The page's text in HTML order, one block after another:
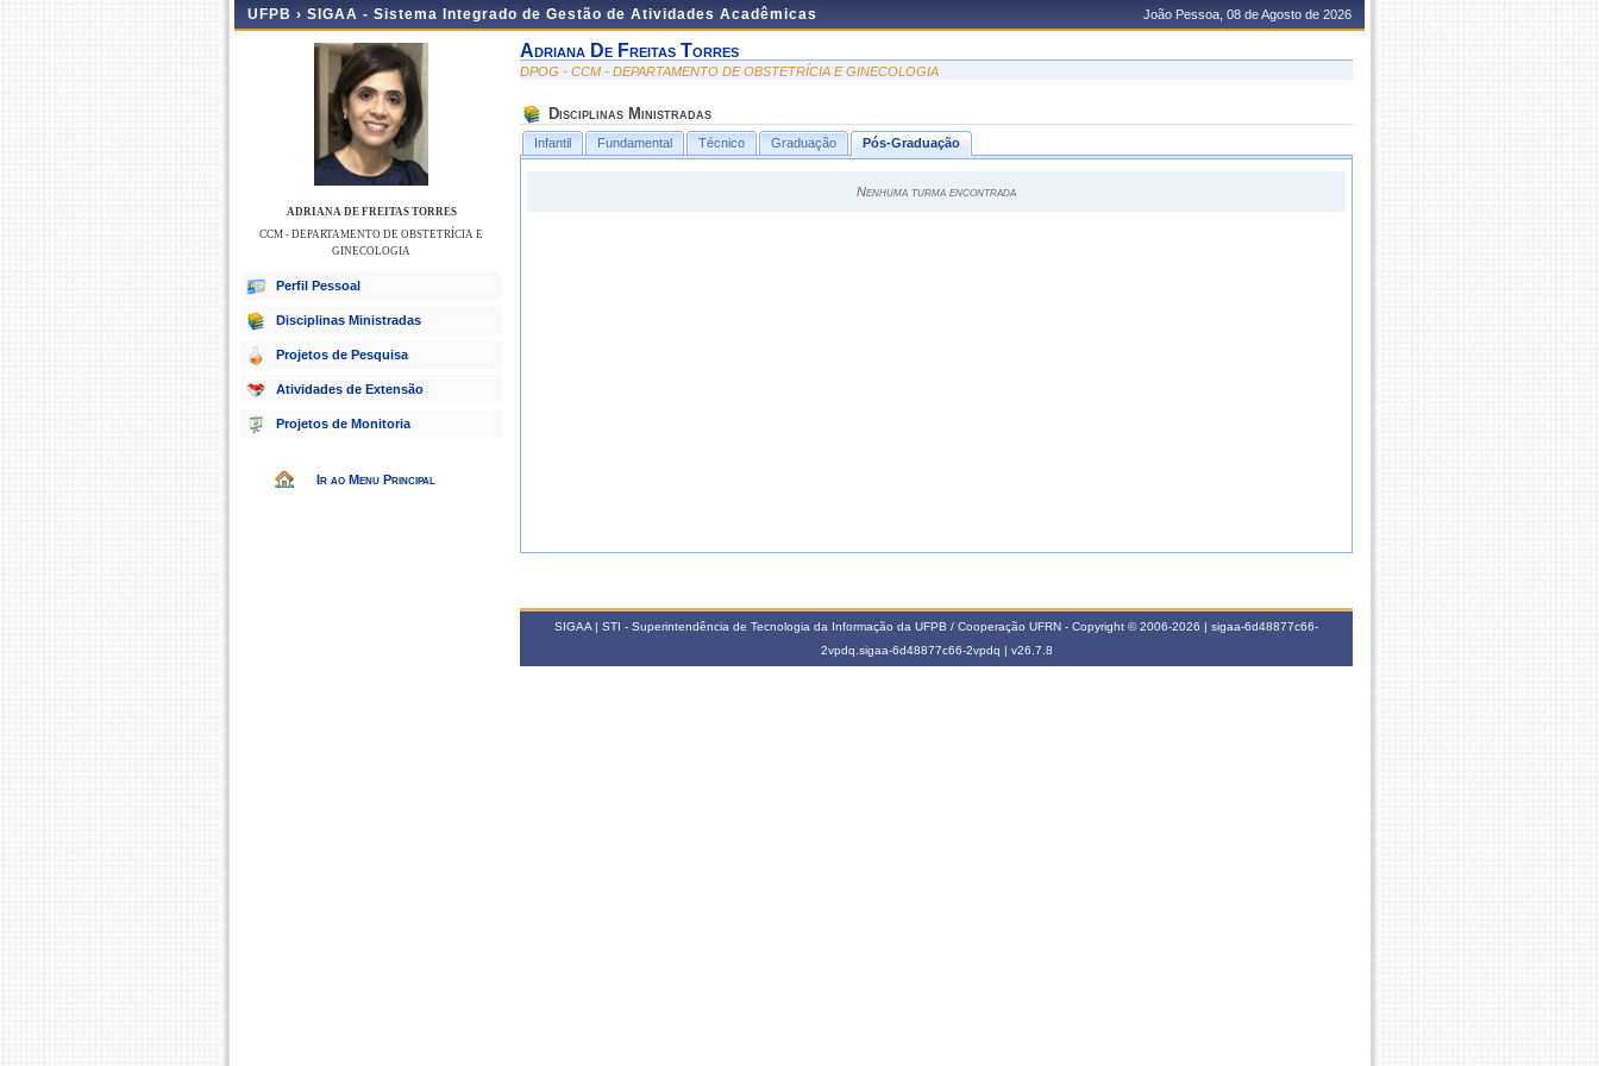
UFPB › SIGAA - Sistema Integrado de Gestão de Atividades Acadêmicas João Pessoa, 08 de Agosto de 2026
ADRIANA DE FREITAS TORRES
CCM - DEPARTAMENTO DE OBSTETRÍCIA E
GINECOLOGIA
Perfil Pessoal
Disciplinas Ministradas
Projetos de Pesquisa
Atividades de Extensão
Projetos de Monitoria
Ir ao Menu Principal
Adriana De Freitas Torres
DPOG - CCM - DEPARTAMENTO DE OBSTETRÍCIA E GINECOLOGIA
Disciplinas Ministradas
Infantil Fundamental Técnico Graduação Pós-Graduação
Nenhuma turma encontrada
SIGAA | STI - Superintendência de Tecnologia da Informação da UFPB / Cooperação UFRN - Copyright © 2006-2026 | sigaa-6d48877c66-
2vpdq.sigaa-6d48877c66-2vpdq | v26.7.8